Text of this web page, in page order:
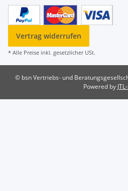
Vertrag widerrufen
* Alle Preise inkl. gesetzlicher USt.
© bsn Vertriebs- und
Powered by